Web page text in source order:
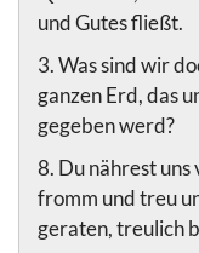
und Gutes fließt.
3. Was sind wir
ganzen Erd, das
gegeben werd?
8. Du nährest
fromm und treu
geraten, treulich